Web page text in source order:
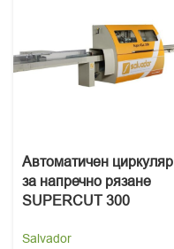
Автоматичен циркуляр
за напречно рязане
SUPERCUT 300
Salvador